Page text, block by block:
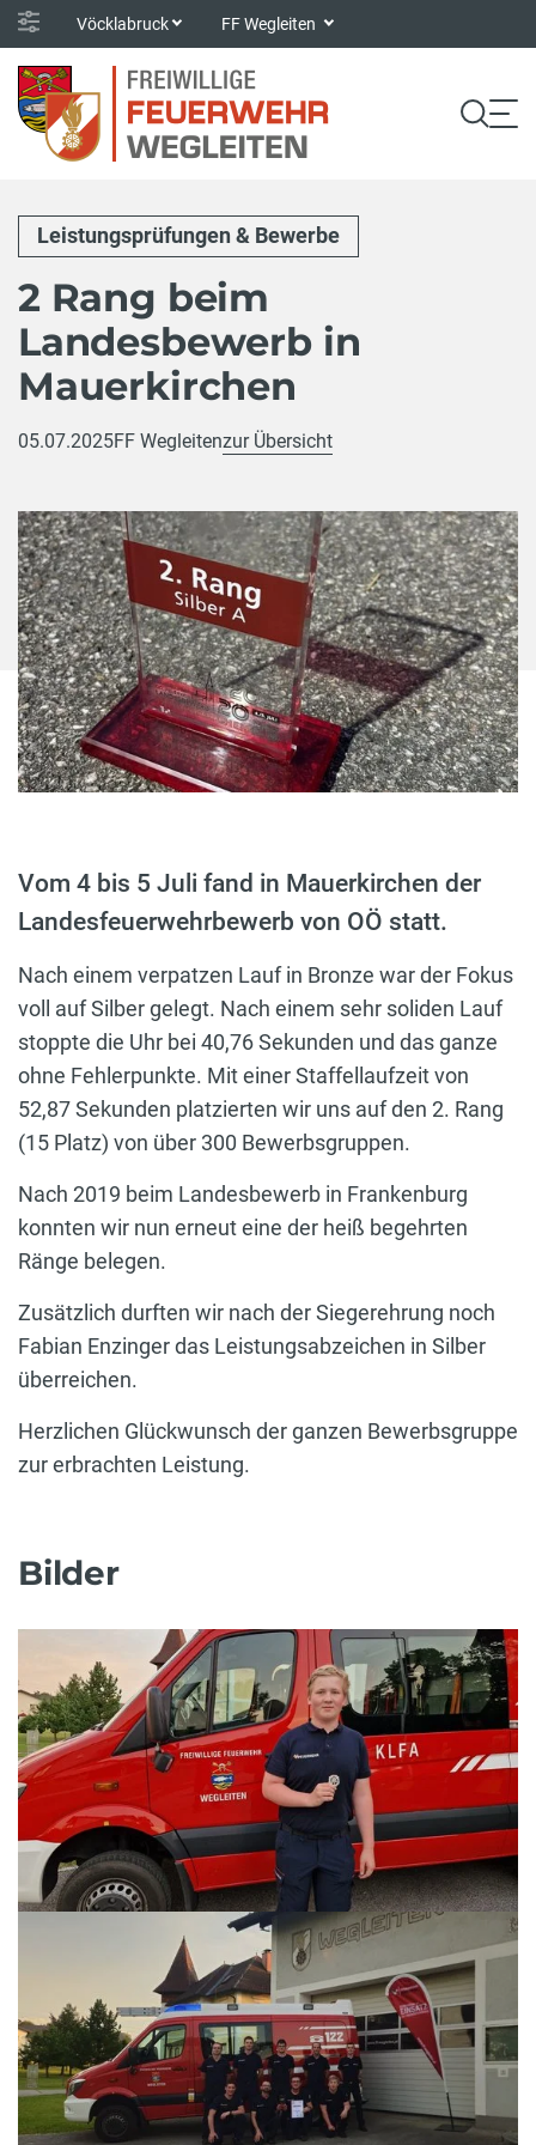
Vöcklabruck FF Wegleiten
Leistungsprüfungen & Bewerbe
2 Rang beim
Landesbewerb in
Mauerkirchen
05.07.2025FF Wegleitenzur Übersicht
Vom 4 bis 5 Juli fand in Mauerkirchen der
Landesfeuerwehrbewerb von OÖ statt.
Nach einem verpatzen Lauf in Bronze war der Fokus
voll auf Silber gelegt. Nach einem sehr soliden Lauf
stoppte die Uhr bei 40,76 Sekunden und das ganze
ohne Fehlerpunkte. Mit einer Staffellaufzeit von
52,87 Sekunden platzierten wir uns auf den 2. Rang
(15 Platz) von über 300 Bewerbsgruppen.
Nach 2019 beim Landesbewerb in Frankenburg
konnten wir nun erneut eine der heiß begehrten
Ränge belegen.
Zusätzlich durften wir nach der Siegerehrung noch
Fabian Enzinger das Leistungsabzeichen in Silber
überreichen.
Herzlichen Glückwunsch der ganzen Bewerbsgruppe
zur erbrachten Leistung.
Bilder